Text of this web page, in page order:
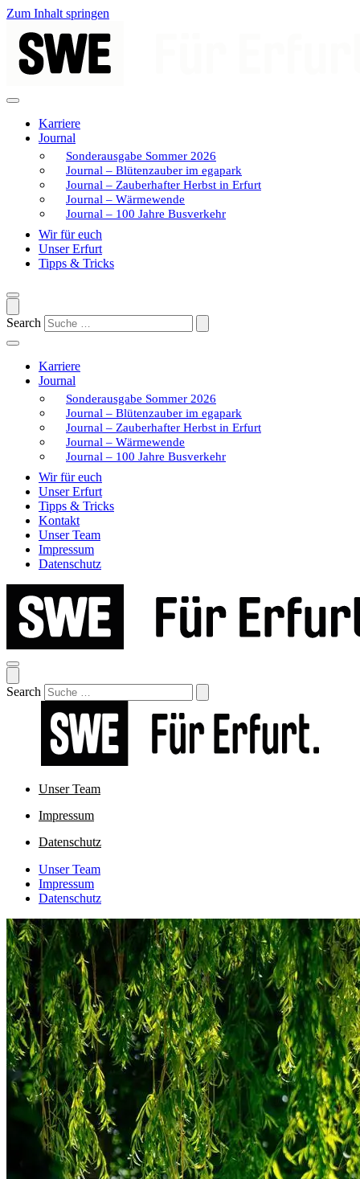
Zum Inhalt springen
Karriere
Journal
Sonderausgabe Sommer 2026
Journal – Blütenzauber im egapark
Journal – Zauberhafter Herbst in Erfurt
Journal – Wärmewende
Journal – 100 Jahre Busverkehr
Wir für euch
Unser Erfurt
Tipps & Tricks
Search
Karriere
Journal
Sonderausgabe Sommer 2026
Journal – Blütenzauber im egapark
Journal – Zauberhafter Herbst in Erfurt
Journal – Wärmewende
Journal – 100 Jahre Busverkehr
Wir für euch
Unser Erfurt
Tipps & Tricks
Kontakt
Unser Team
Impressum
Datenschutz
Search
Unser Team
Impressum
Datenschutz
Unser Team
Impressum
Datenschutz